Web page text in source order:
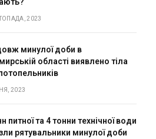
2023
минулої доби в
області виявлено тіла
2023
питної та 4 тонни технічної води
рятувальники минулої доби